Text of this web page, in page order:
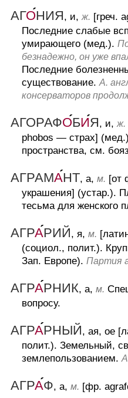
АГОНИЯ, и,ж. [греч.
Последние слабые
умирающего (мед.).
безнадежно, он уже
Последние
существование. А.
консерваторов
АГОРАФОБИЯ, и,ж.
phobos — страх]
пространства, см.
АГРАМАНТ, а, м. [от
украшения] (устар.).
тесьма для женского
АГРАРИЙ, я, м.
(социол., полит.).
Зап. Европе). Партия
АГРАРНИК, а, м.
вопросу.
АГРАРНЫЙ, ая, ое
полит.). Земельный,
землепользованием.
АГРАФ, а, м. [фр.